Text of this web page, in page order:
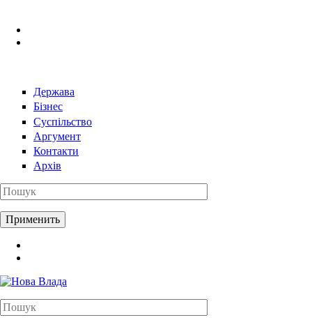
Держава
Бізнес
Суспільство
Аргумент
Контакти
Архів